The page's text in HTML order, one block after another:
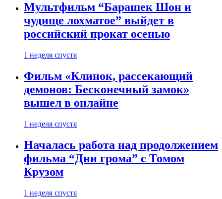
Мультфильм “Барашек Шон и
чудище лохматое” выйдет в
российский прокат осенью
1 неделя спустя
Фильм «Клинок, рассекающий
демонов: Бесконечный замок»
вышел в онлайне
1 неделя спустя
Началась работа над продолжением
фильма “Дни грома” с Томом
Крузом
1 неделя спустя